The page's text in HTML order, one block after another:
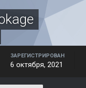
ЗАРЕГИСТРИРОВАН
6 октября, 2021